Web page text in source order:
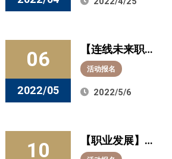
发掘汽车零部
件行业黄金契
机！
06
2022/05
【连线未来职
场 企业直播系
列活动】5月10
跑，纵横天地
活动报名
2022/5/6
10
【职业发展】5